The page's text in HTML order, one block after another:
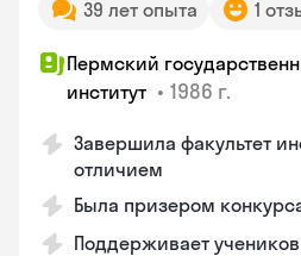
39 лет опыта
1
Пермский
институт • 1986 г.
Завершила факультет
отличием
Была призером
Поддерживает